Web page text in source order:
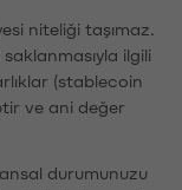
niteliği taşımaz.
saklanmasıyla ilgili
(stablecoin
ve ani değer
durumunuzu